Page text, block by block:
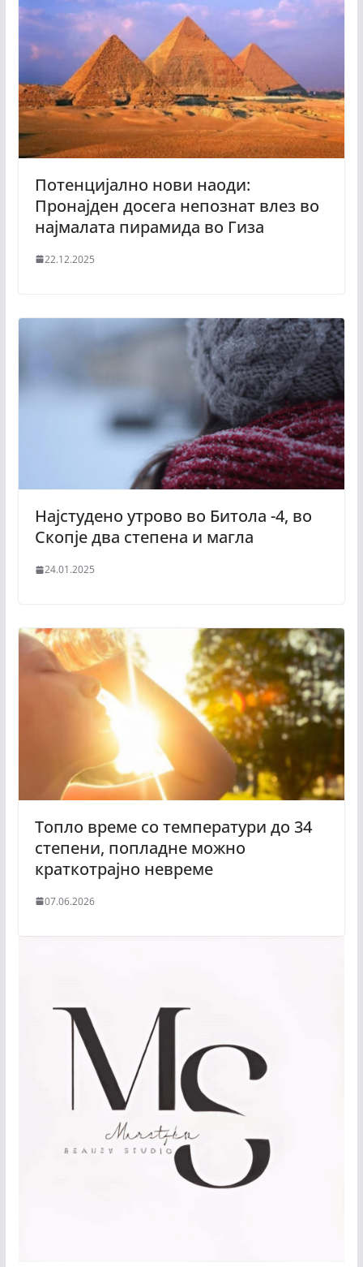
Потенцијално нови наоди:
Пронајден досега непознат влез во
најмалата пирамида во Гиза
22.12.2025
Најстудено утрово во Битола -4, во
Скопје два степена и магла
24.01.2025
Топло време со температури до 34
степени, попладне можно
краткотрајно невреме
07.06.2026